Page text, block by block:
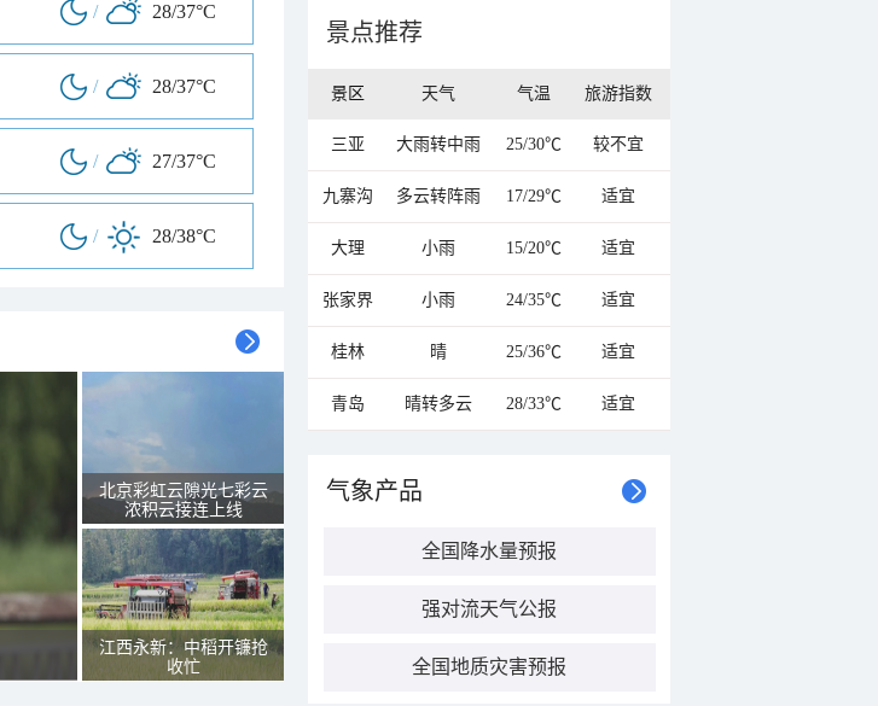
/ 28/37°C
/ 28/37°C
/ 27/37°C
/ 28/38°C
北京彩虹云隙光七彩云
浓积云接连上线
江西永新：中稻开镰抢
收忙
景点推荐
景区 天气 气温 旅游指数
三亚 大雨转中雨 25/30℃ 较不宜
九寨沟 多云转阵雨 17/29℃ 适宜
大理 小雨 15/20℃ 适宜
张家界 小雨 24/35℃ 适宜
桂林 晴 25/36℃ 适宜
青岛 晴转多云 28/33℃ 适宜
气象产品
全国降水量预报
强对流天气公报
全国地质灾害预报